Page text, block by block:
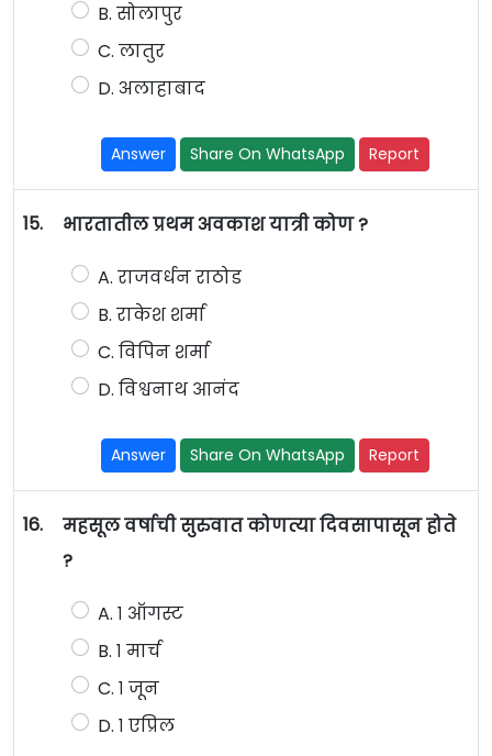
B. सोलापुर
C. लातुर
D. अलाहाबाद
Answer Share On WhatsApp Report
15. भारतातील प्रथम अवकाश यात्री कोण ?
A. राजवर्धन राठोड
B. राकेश शर्मा
C. विपिन शर्मा
D. विश्वनाथ आनंद
Answer Share On WhatsApp Report
16.
महसूल वर्षाची सुरुवात कोणत्या दिवसापासून होते
?
A. १ ऑगस्ट
B. १ मार्च
C. १ जून
D. १ एप्रिल